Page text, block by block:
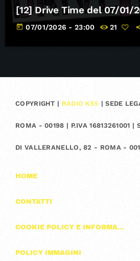
[12] Drive Time del 07/01/
today 07/01/2026 - 23:00 21
COPYRIGHT | RADIO K55 | SEDE
ROMA - 00198 | P.IVA 16813261001 |
DI VALLERANELLO, 82 - ROMA -
HOME
CONTATTI
COOKIE POLICY E INFORMAZIONI SULLA PRIVACY
POLICY IMMAGINI